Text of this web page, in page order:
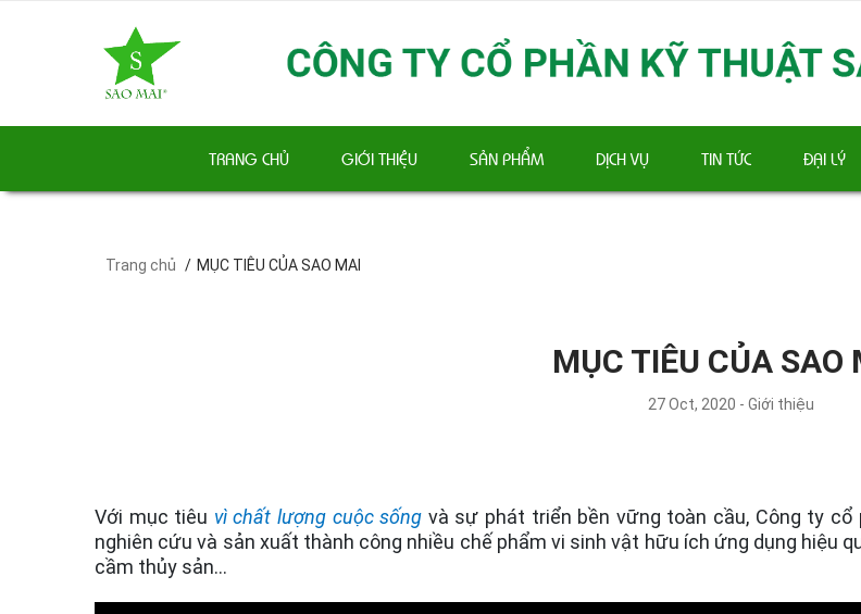
TRANG CHỦ GIỚI THIỆU SẢN PHẨM DỊCH VỤ TIN TỨC ĐẠI LÝ
Trang chủ MỤC TIÊU CỦA SAO MAI
MỤC TIÊU CỦA SAO
27 Oct, 2020 - Giới thiệu
Với mục tiêu vì chất lượng cuộc sống và sự phát triển bền vững toàn cầu, Công ty
nghiên cứu và sản xuất thành công nhiều chế phẩm vi sinh vật hữu ích ứng dụng hiệu
cầm thủy sản…